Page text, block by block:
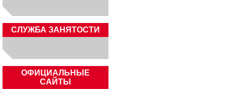
CЛУЖБА ЗАНЯТОСТИ
ОФИЦИАЛЬНЫЕ
САЙТЫ